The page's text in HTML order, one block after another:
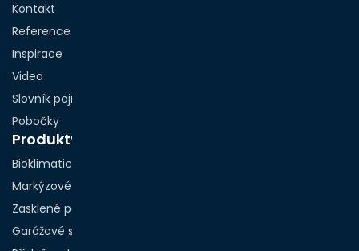
Kontakt
Reference
Inspirace
Videa
Slovník pojmů
Pobočky
Produkty
Bioklimatické pergoly
Markýzové pergoly
Zasklené pergoly
Garážové stání